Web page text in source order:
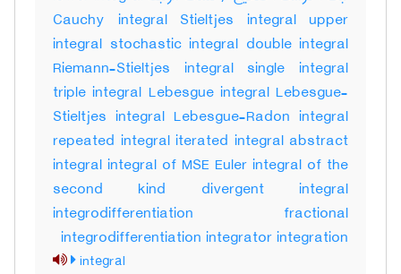
Cauchy integral Stieltjes integral upper
integral stochastic integral double integral
Riemann-Stieltjes integral single integral
triple integral Lebesgue integral Lebesgue-
Stieltjes integral Lebesgue-Radon integral
repeated integral iterated integral abstract
integral integral of MSE Euler integral of the
second kind divergent integral
integrodifferentiation fractional
integrodifferentiation integrator integration
integral